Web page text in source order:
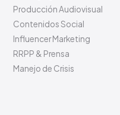
Producción Audiovisual
Contenidos Social
Influencer Marketing
RRPP & Prensa
Manejo de Crisis